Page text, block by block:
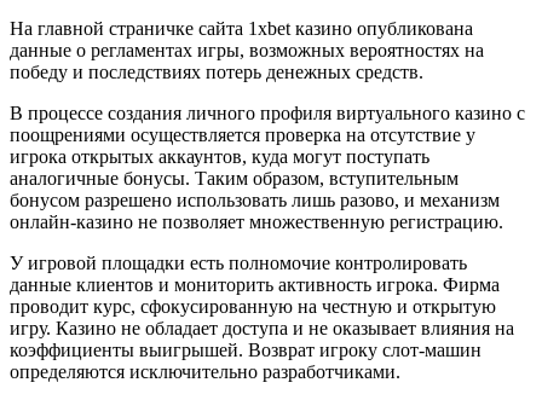
На главной страничке сайта 1xbet казино опубликована
данные о регламентах игры, возможных вероятностях на
победу и последствиях потерь денежных средств.
В процессе создания личного профиля виртуального казино с
поощрениями осуществляется проверка на отсутствие у
игрока открытых аккаунтов, куда могут поступать
аналогичные бонусы. Таким образом, вступительным
бонусом разрешено использовать лишь разово, и механизм
онлайн-казино не позволяет множественную регистрацию.
У игровой площадки есть полномочие контролировать
данные клиентов и мониторить активность игрока. Фирма
проводит курс, сфокусированную на честную и открытую
игру. Казино не обладает доступа и не оказывает влияния на
коэффициенты выигрышей. Возврат игроку слот-машин
определяются исключительно разработчиками.